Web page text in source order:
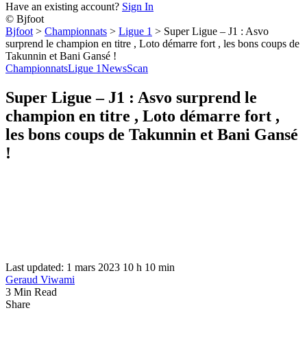
Have an existing account? Sign In
© Bjfoot
Bjfoot > Championnats > Ligue 1 > Super Ligue – J1 : Asvo
surprend le champion en titre , Loto démarre fort , les bons coups de
Takunnin et Bani Gansé !
ChampionnatsLigue 1NewsScan
Super Ligue – J1 : Asvo surprend le
champion en titre , Loto démarre fort ,
les bons coups de Takunnin et Bani Gansé
!
Last updated: 1 mars 2023 10 h 10 min
Geraud Viwami
3 Min Read
Share